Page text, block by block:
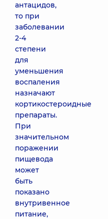
антацидов,
то при
заболевании
2-4
степени
для
уменьшения
воспаления
назначают
кортикостероидные
препараты.
При
значительном
поражении
пищевода
может
быть
показано
внутривенное
питание,